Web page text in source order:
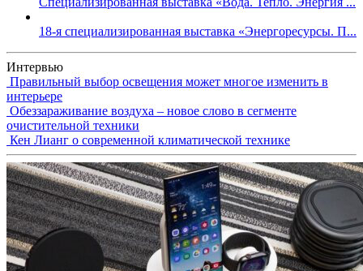
18-я специализированная выставка «Энергоресурсы. П...
Интервью
Правильный выбор освещения может многое изменить в
интерьере
Обеззараживание воздуха – новое слово в сегменте
очистительной техники
Кен Лианг о современной климатической технике